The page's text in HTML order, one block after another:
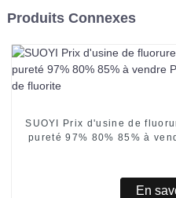
Produits Connexes
SUOYI Prix d'usine de
pureté 97% 80% 85% à
En